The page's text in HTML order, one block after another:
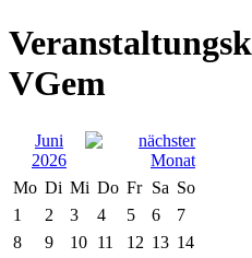
VGem
Juni
2026
Mo Di Mi Do Fr Sa So
1
2 3 4 5 6
7
8
9 10 11 12 13 14